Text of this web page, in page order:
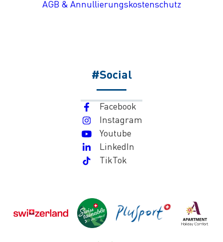
AGB & Annullierungskostenschutz
#Social
Facebook
Instagram
Youtube
LinkedIn
TikTok